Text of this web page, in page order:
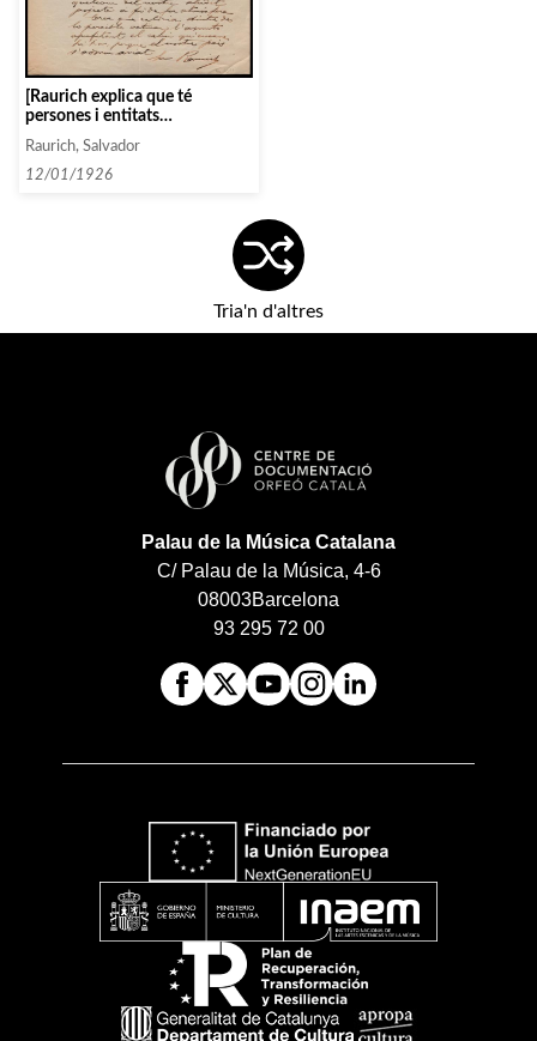
[Raurich explica que té
persones i entitats
porten a terme sobre Garreta]
Raurich, Salvador
12/01/1926
Tria'n d'altres
Palau de la Música Catalana
C/ Palau de la Música, 4-6
08003Barcelona
93 295 72 00